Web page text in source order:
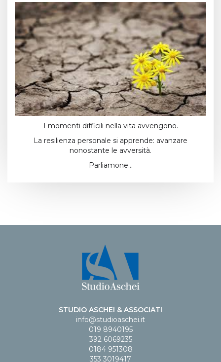
I momenti difficili nella vita avvengono.
La resilienza personale si apprende: avanzare
nonostante le avversità.
Parliamone…
STUDIO ASCHEI & ASSOCIATI
info@studioaschei.it
019 8940195
392 6069235
0184 951308
353 3019417